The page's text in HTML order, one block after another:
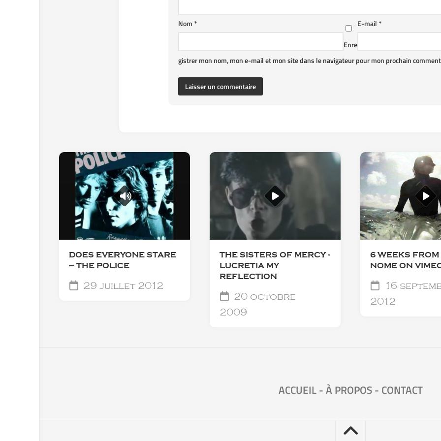
E-mail*
Nom*
Enre
gistrer mon nom, mon e-mail et mon site dans le navigateur pour mon prochain
DOES EVERYONE STARE
— THE POLICE
29 juillet 2012
THE SISTERS OF MERCY -
LUCRETIA MY
REFLECTION
20 octobre
2009
6 WEEKS FROM
NOME ON
16
2012
ACCUEIL-À PROPOS- CONTACT